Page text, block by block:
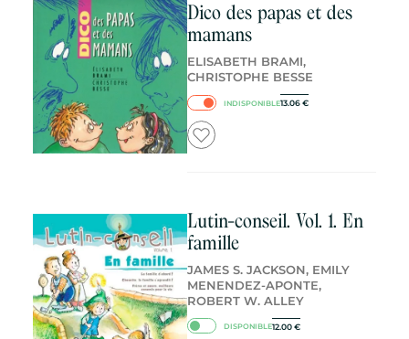
Dico des papas et des
mamans
ELISABETH BRAMI,
CHRISTOPHE BESSE
INDISPONIBLE13.06 €
Lutin-conseil. Vol. 1. En
famille
JAMES S. JACKSON, EMILY
MENENDEZ-APONTE,
ROBERT W. ALLEY
DISPONIBLE12.00 €